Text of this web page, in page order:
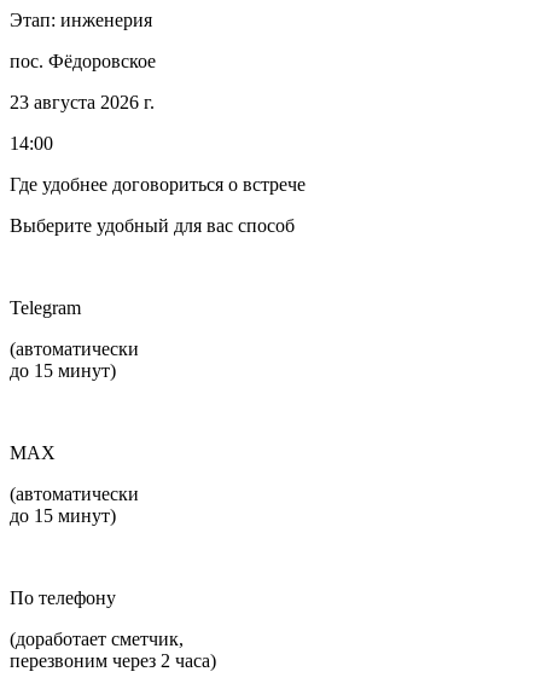
Этап: инженерия
пос. Фёдоровское
23 августа 2026 г.
14:00
Где удобнее договориться о встрече
Выберите удобный для вас способ
Telegram
(автоматически
до 15 минут)
MAX
(автоматически
до 15 минут)
По телефону
(доработает сметчик,
перезвоним через 2 часа)